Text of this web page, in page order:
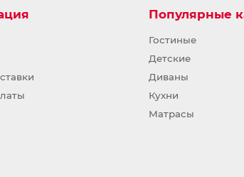
Популярные
Гостиные
Детские
Диваны
Кухни
Матрасы